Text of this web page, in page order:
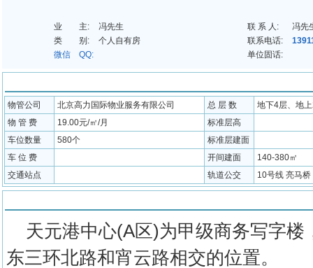
业 主: 冯先生 联 系 人:
冯先
类 别:
个人自有房 联系电话:
微信 QQ:
单位固话:
物管公司 北京高力国际物业服务有限公司 总 层 数
地下4层、地
物 管 费
19.00元/㎡/月
标准层高
车位数量
580个
标准层建面
车 位 费
开间建面
140-380㎡
交通站点
轨道公交 10号线 亮马桥
天元港中心(A区)为甲级商务写字楼
东三环北路和宵云路相交的位置。